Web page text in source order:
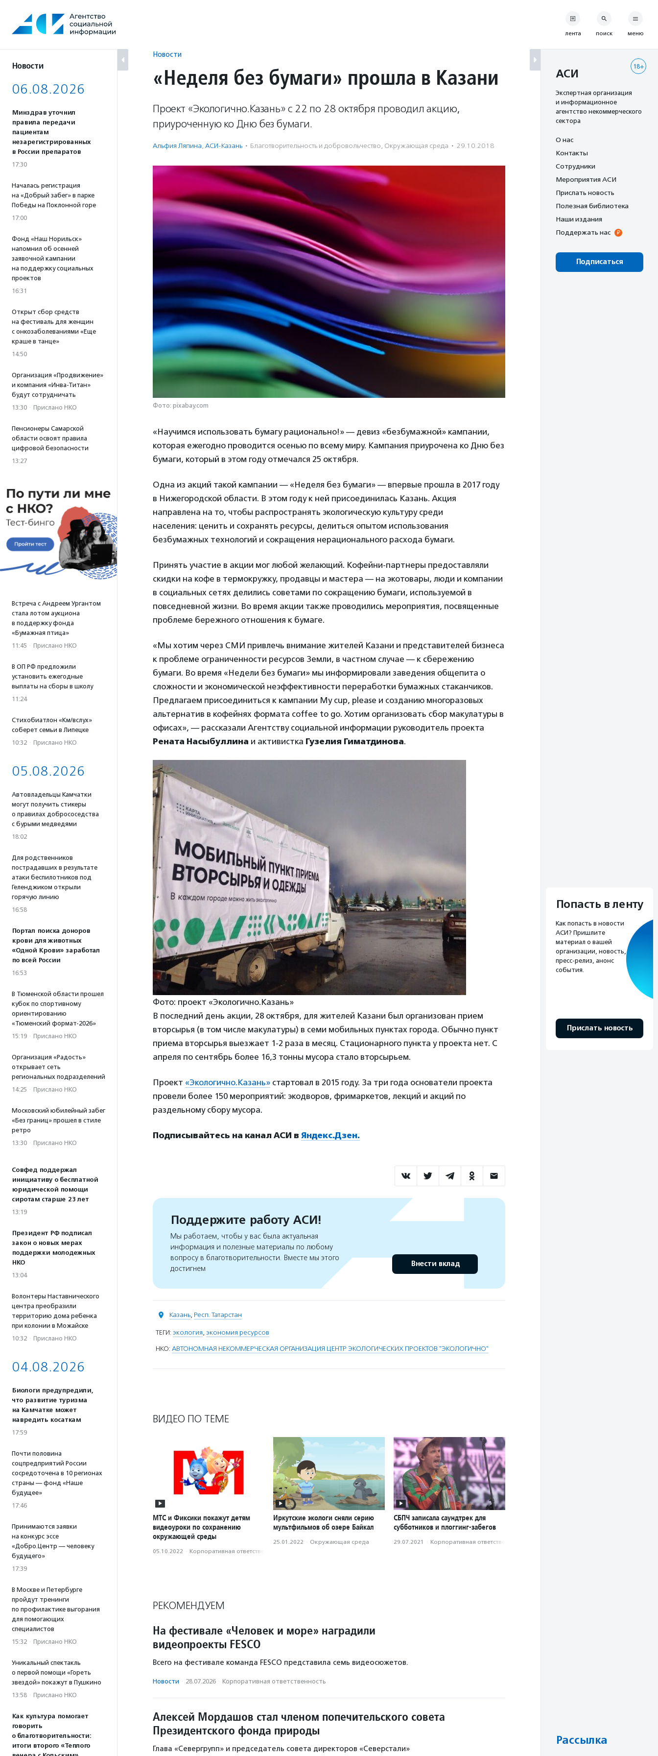
содержанию
Новости
06.08.2026
Минздрав уточнил
правила передачи
пациентам
незарегистрированных
в России препаратов
17:30
Началась регистрация
на «Добрый забег» в парке
Победы на Поклонной горе
17:00
Фонд «Наш Норильск»
напомнил об осенней
заявочной кампании
на поддержку социальных
проектов
16:31
Открыт сбор средств
на фестиваль для женщин
с онкозаболеваниями «Еще
краше в танце»
14:50
Организация «Продвижение»
и компания «Инва-Титан»
будут сотрудничать
13:30 · Прислано НКО
Пенсионеры Самарской
области освоят правила
цифровой безопасности
13:27
Встреча с Андреем Ургантом
стала лотом аукциона
в поддержку фонда
«Бумажная птица»
11:45 · Прислано НКО
В ОП РФ предложили
установить ежегодные
выплаты на сборы в школу
11:24
Стихобиатлон «Км/вслух»
соберет семьи в Липецке
10:32 · Прислано НКО
05.08.2026
Автовладельцы Камчатки
могут получить стикеры
о правилах добрососедства
с бурыми медведями
18:02
Для родственников
пострадавших в результате
атаки беспилотников под
Геленджиком открыли
горячую линию
16:58
Портал поиска доноров
крови для животных
«Одной Крови» заработал
по всей России
16:53
В Тюменской области прошел
кубок по спортивному
ориентированию
«Тюменский формат-2026»
15:19 · Прислано НКО
Организация «Радость»
открывает сеть
региональных подразделений
14:25 · Прислано НКО
Московский юбилейный забег
«Без границ» прошел в стиле
ретро
13:30 · Прислано НКО
Совфед поддержал
инициативу о бесплатной
юридической помощи
сиротам старше 23 лет
13:19
Президент РФ подписал
закон о новых мерах
поддержки молодежных
НКО
13:04
Волонтеры Наставнического
центра преобразили
территорию дома ребенка
при колонии в Можайске
10:32 · Прислано НКО
04.08.2026
Биологи предупредили,
что развитие туризма
на Камчатке может
навредить косаткам
17:59
Почти половина
соцпредприятий России
сосредоточена в 10 регионах
страны — фонд «Наше
будущее»
17:46
Принимаются заявки
на конкурс эссе
«Добро.Центр — человеку
будущего»
17:39
В Москве и Петербурге
пройдут тренинги
по профилактике выгорания
для помогающих
специалистов
15:32 · Прислано НКО
Уникальный спектакль
о первой помощи «Гореть
звездой» покажут в Пушкино
13:58 · Прислано НКО
Как культура помогает
говорить
о благотворительности:
итоги второго «Теплого
Новости
«Неделя без бумаги» прошла в Казани
Проект «Экологично.Казань» с 22 по 28 октября проводил акцию,
приуроченную ко Дню без бумаги.
Альфия Ляпина, АСИ-Казань · Благотвори­тель­ность и доброволь­чест­во, Окружающая среда · 29.10.2018
Фото: pixabay.com
«Научимся использовать бумагу рационально!» — девиз «безбумажной» кампании,
которая ежегодно проводится осенью по всему миру. Кампания приурочена ко Дню без
бумаги, который в этом году отмечался 25 октября.
Одна из акций такой кампании — «Неделя без бумаги» — впервые прошла в 2017 году
в Нижегородской области. В этом году к ней присоединилась Казань. Акция
направлена на то, чтобы распространять экологическую культуру среди
населения: ценить и сохранять ресурсы, делиться опытом использования
безбумажных технологий и сокращения нерационального расхода бумаги.
Принять участие в акции мог любой желающий. Кофейни-партнеры предоставляли
скидки на кофе в термокружку, продавцы и мастера — на экотовары, люди и компании
в социальных сетях делились советами по сокращению бумаги, используемой в
повседневной жизни. Во время акции также проводились мероприятия, посвященные
проблеме бережного отношения к бумаге.
«Мы хотим через СМИ привлечь внимание жителей Казани и представителей бизнеса
к проблеме ограниченности ресурсов Земли, в частном случае — к сбережению
бумаги. Во время «Недели без бумаги» мы информировали заведения общепита о
сложности и экономической неэффективности переработки бумажных стаканчиков.
Предлагаем присоединиться к кампании My cup, please и созданию многоразовых
альтернатив в кофейнях формата coffee to go. Хотим организовать сбор макулатуры в
офисах», — рассказали Агентству социальной информации руководитель проекта
Рената Насыбуллина и активистка Гузелия Гиматдинова.
Фото: проект «Экологично.Казань»
В последний день акции, 28 октября, для жителей Казани был организован прием
вторсырья (в том числе макулатуры) в семи мобильных пунктах города. Обычно пункт
приема вторсырья выезжает 1-2 раза в месяц. Стационарного пункта у проекта нет. С
апреля по сентябрь более 16,3 тонны мусора стало вторсырьем.
Проект «Экологично.Казань» стартовал в 2015 году. За три года основатели проекта
провели более 150 мероприятий: экодворов, фримаркетов, лекций и акций по
раздельному сбору мусора.
Подписывайтесь на канал АСИ в Яндекс.Дзен.
Поддержите работу АСИ!
Мы работаем, чтобы у вас была актуальная
информация и полезные материалы по любому
вопросу в благотворительности. Вместе мы этого
достигнем
Внести вклад
Казань, Респ. Татарстан
ТЕГИ: экология, экономия ресурсов
НКО: АВТОНОМНАЯ НЕКОММЕРЧЕСКАЯ ОРГАНИЗАЦИЯ ЦЕНТР ЭКОЛОГИЧЕСКИХ ПРОЕКТОВ "ЭКОЛОГИЧНО"
ВИДЕО ПО ТЕМЕ
МТС и Фиксики покажут детям
видеоуроки по сохранению
окружающей среды
05.10.2022 · Корпоративная ответственность
Иркутские экологи сняли серию
мультфильмов об озере Байкал
25.01.2022 · Окружающая среда
СБПЧ записала саундтрек для
субботников и плоггинг-забегов
29.07.2021 · Корпоративная ответственность
РЕКОМЕНДУЕМ
На фестивале «Человек и море» наградили
видеопроекты FESCO
Всего на фестивале команда FESCO представила семь видеосюжетов.
Новости · 28.07.2026 · Корпоративная ответственность
Алексей Мордашов стал членом попечительского совета
Президентского фонда природы
Глава «Севергрупп» и председатель совета директоров «Северстали»
лента поиск меню
18+
АСИ
Экспертная организация
и информационное
агентство некоммерческого
сектора
О нас
Контакты
Сотрудники
Мероприятия АСИ
Прислать новость
Полезная библиотека
Наши издания
Поддержать нас
Подписаться
Попасть в ленту
Как попасть в новости
АСИ? Пришлите
материал о вашей
организации, новость,
пресс-релиз, анонс
события.
Прислать новость
Рассылка